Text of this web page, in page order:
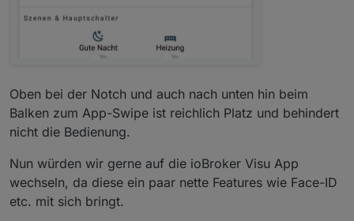
Oben bei der Notch und auch nach unten hin beim
Balken zum App-Swipe ist reichlich Platz und behindert
nicht die Bedienung.
Nun würden wir gerne auf die ioBroker Visu App
wechseln, da diese ein paar nette Features wie Face-ID
etc. mit sich bringt.